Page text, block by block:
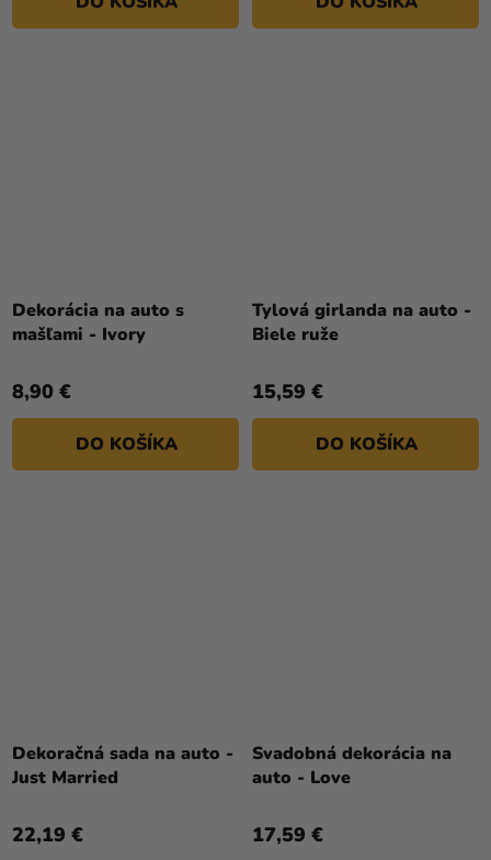
Dekorácia na auto s
mašľami - Ivory
8,90 €
DO KOŠÍKA
Tylová girlanda na auto -
Biele ruže
15,59 €
DO KOŠÍKA
Dekoračná sada na auto -
Just Married
22,19 €
Svadobná dekorácia na
auto - Love
17,59 €